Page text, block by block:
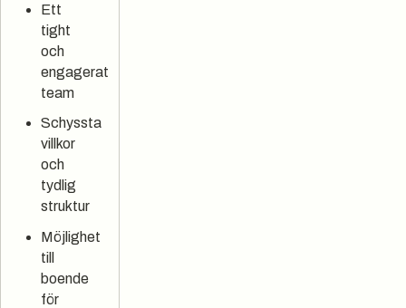
Ett
tight
och
engagerat
team
Schyssta
villkor
och
tydlig
struktur
Möjlighet
till
boende
för